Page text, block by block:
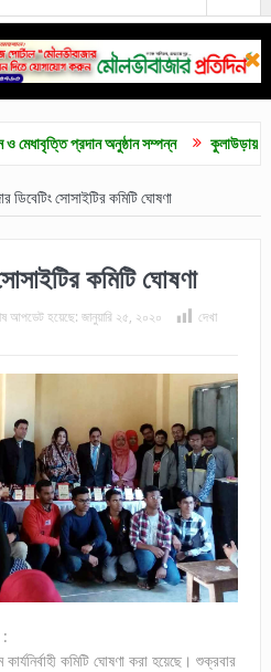
প্রদান অনুষ্ঠান সম্পন্ন কুলাউড়ায় জুলাই
ডিবেটিং সোসাইটির কমিটি ঘোষণা
কমিটি ঘোষণা
আপডেট হয়েছে: জানুয়ারি ২৫, ২০২০
দেখা
:
কমিটি ঘোষণা করা হয়েছে। শুক্রবার